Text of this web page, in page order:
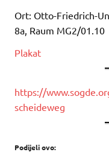
Ort: Otto-Friedrich-
8a, Raum MG2/01.10
Plakat
https://
scheideweg
Podijeli ovo: